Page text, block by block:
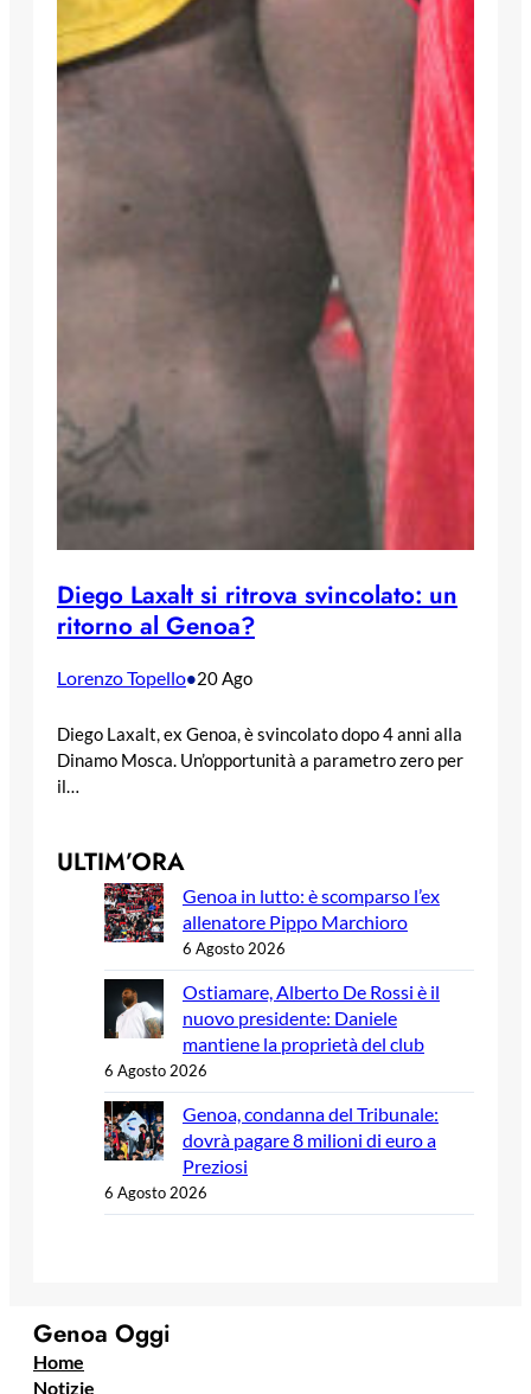
Diego Laxalt si ritrova svincolato: un
ritorno al Genoa?
Lorenzo Topello•20 Ago
Diego Laxalt, ex Genoa, è svincolato dopo 4 anni alla
Dinamo Mosca. Un’opportunità a parametro zero per
il…
ULTIM’ORA
Genoa in lutto: è scomparso l’ex
allenatore Pippo Marchioro
6 Agosto 2026
Ostiamare, Alberto De Rossi è il
nuovo presidente: Daniele
mantiene la proprietà del club
6 Agosto 2026
Genoa, condanna del Tribunale:
dovrà pagare 8 milioni di euro a
Preziosi
6 Agosto 2026
Genoa Oggi
Home
Notizie